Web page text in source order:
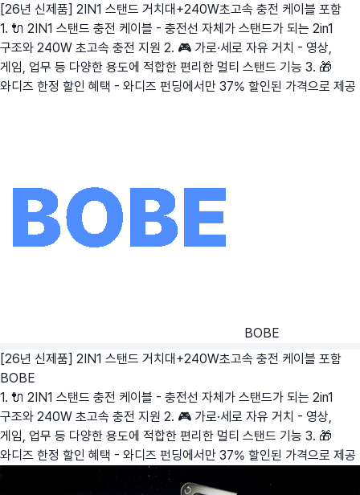
[26년 신제품] 2IN1 스탠드 거치대+240W초고속 충전 케이블 포함
1. 🔌 2IN1 스탠드 충전 케이블 - 충전선 자체가 스탠드가 되는 2in1
구조와 240W 초고속 충전 지원 2. 🎮 가로·세로 자유 거치 - 영상,
게임, 업무 등 다양한 용도에 적합한 편리한 멀티 스탠드 기능 3. 🎁
와디즈 한정 할인 혜택 - 와디즈 펀딩에서만 37% 할인된 가격으로 제공
BOBE
[26년 신제품] 2IN1 스탠드 거치대+240W초고속 충전 케이블 포함
BOBE
1. 🔌 2IN1 스탠드 충전 케이블 - 충전선 자체가 스탠드가 되는 2in1
구조와 240W 초고속 충전 지원 2. 🎮 가로·세로 자유 거치 - 영상,
게임, 업무 등 다양한 용도에 적합한 편리한 멀티 스탠드 기능 3. 🎁
와디즈 한정 할인 혜택 - 와디즈 펀딩에서만 37% 할인된 가격으로 제공